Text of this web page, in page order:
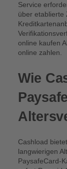
Service
über etablierte
online kaufen
online zahlen.
Wie
Cashload
langwierigen
PaysafeCard-